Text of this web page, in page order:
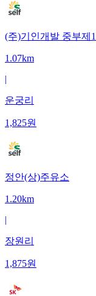
(주)기인개발 중부제
1.07km
|
운궁리
1,825원
정안(상)주유소
1.20km
|
장원리
1,875원